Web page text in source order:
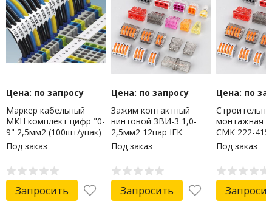
Цена: по запросу
Маркер кабельный
МКН комплект цифр "0-
9" 2,5мм2 (100шт/упак)
IEK
Под заказ
Запросить
Цена: по запросу
Зажим контактный
винтовой ЗВИ-3 1,0-
2,5мм2 12пар IEK
Под заказ
Запросить
Цена: по
монтажная
СМК 222-415
Под заказ